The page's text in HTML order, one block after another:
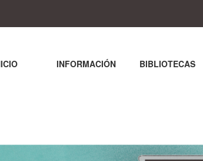
INFORMACIÓN BIBLIOTECAS